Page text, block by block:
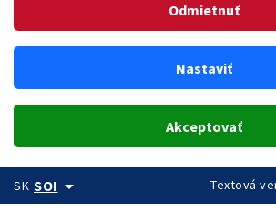
Odmietnuť
Nastaviť
Akceptovať
SK SOIarrow_drop_down Textová